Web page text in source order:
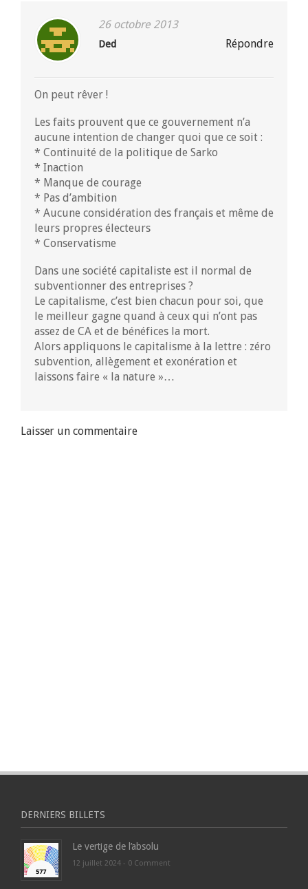
26 octobre 2013
Ded Répondre
On peut rêver !
Les faits prouvent que ce gouvernement n’a
aucune intention de changer quoi que ce soit :
* Continuité de la politique de Sarko
* Inaction
* Manque de courage
* Pas d’ambition
* Aucune considération des français et même de
leurs propres électeurs
* Conservatisme
Dans une société capitaliste est il normal de
subventionner des entreprises ?
Le capitalisme, c’est bien chacun pour soi, que
le meilleur gagne quand à ceux qui n’ont pas
assez de CA et de bénéfices la mort.
Alors appliquons le capitalisme à la lettre : zéro
subvention, allègement et exonération et
laissons faire « la nature »…
Laisser un commentaire
DERNIERS BILLETS
Le vertige de l’absolu
12 juillet 2024 - 0 Comment